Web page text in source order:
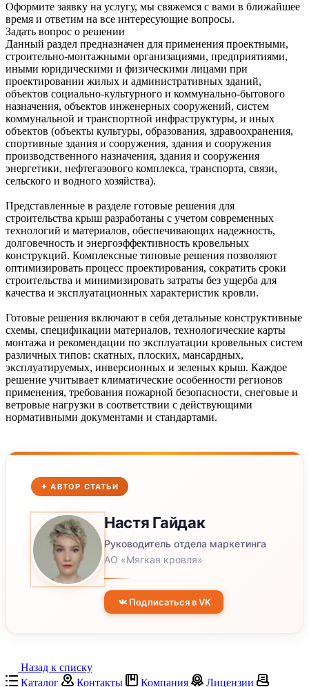
Оформите заявку на услугу, мы свяжемся с вами в ближайшее
время и ответим на все интересующие вопросы.
Задать вопрос о решении
Данный раздел предназначен для применения проектными,
строительно-монтажными организациями, предприятиями,
иными юридическими и физическими лицами при
проектировании жилых и административных зданий,
объектов социально-культурного и коммунально-бытового
назначения, объектов инженерных сооружений, систем
коммунальной и транспортной инфраструктуры, и иных
объектов (объекты культуры, образования, здравоохранения,
спортивные здания и сооружения, здания и сооружения
производственного назначения, здания и сооружения
энергетики, нефтегазового комплекса, транспорта, связи,
сельского и водного хозяйства).
Представленные в разделе готовые решения для
строительства крыш разработаны с учетом современных
технологий и материалов, обеспечивающих надежность,
долговечность и энергоэффективность кровельных
конструкций. Комплексные типовые решения позволяют
оптимизировать процесс проектирования, сократить сроки
строительства и минимизировать затраты без ущерба для
качества и эксплуатационных характеристик кровли.
Готовые решения включают в себя детальные конструктивные
схемы, спецификации материалов, технологические карты
монтажа и рекомендации по эксплуатации кровельных систем
различных типов: скатных, плоских, мансардных,
эксплуатируемых, инверсионных и зеленых крыш. Каждое
решение учитывает климатические особенности регионов
применения, требования пожарной безопасности, снеговые и
ветровые нагрузки в соответствии с действующими
нормативными документами и стандартами.
✦ АВТОР СТАТЬИ
Настя Гайдак
Руководитель отдела маркетинга
АО «Мягкая кровля»
Подписаться в VK
Назад к списку
Каталог
Контакты Компания
Лицензии